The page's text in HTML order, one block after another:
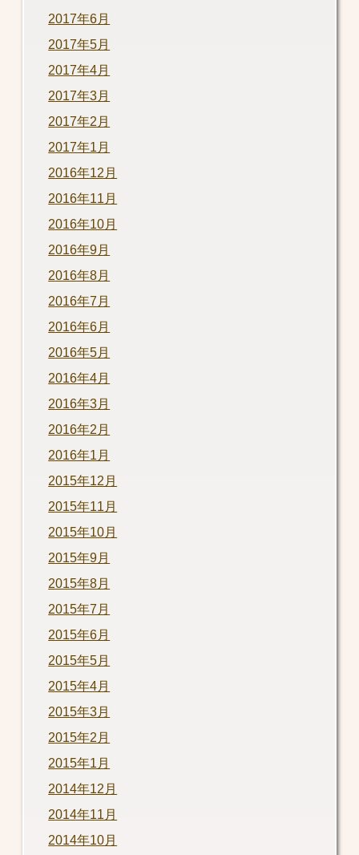
2017年6月
2017年5月
2017年4月
2017年3月
2017年2月
2017年1月
2016年12月
2016年11月
2016年10月
2016年9月
2016年8月
2016年7月
2016年6月
2016年5月
2016年4月
2016年3月
2016年2月
2016年1月
2015年12月
2015年11月
2015年10月
2015年9月
2015年8月
2015年7月
2015年6月
2015年5月
2015年4月
2015年3月
2015年2月
2015年1月
2014年12月
2014年11月
2014年10月